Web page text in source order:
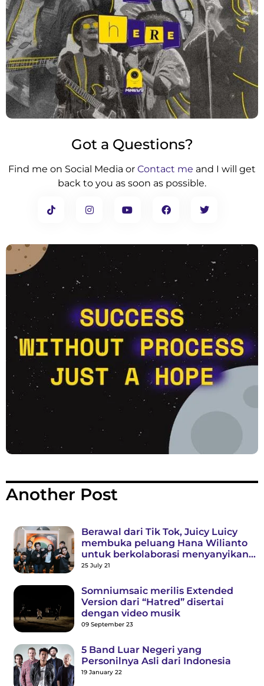
Got a Questions?
Find me on Social Media or Contact me and I will get
back to you as soon as possible.
Another Post
Berawal dari Tik Tok, Juicy Luicy
membuka peluang Hana Wilianto
untuk berkolaborasi menyanyikan
lagu Jemari
25 July 21
Somniumsaic merilis Extended
Version dari “Hatred” disertai
dengan video musik
09 September 23
5 Band Luar Negeri yang
Personilnya Asli dari Indonesia
19 January 22